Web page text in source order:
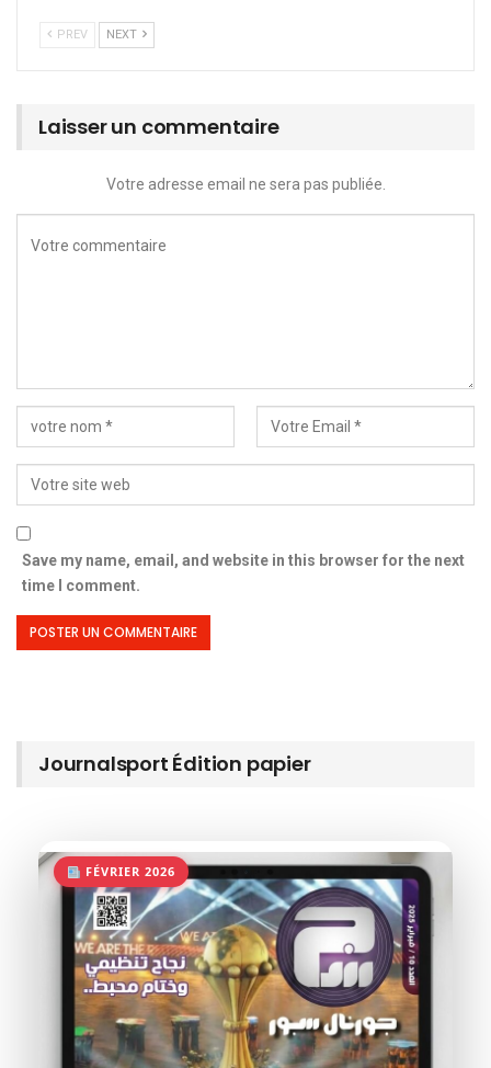
PREV NEXT
Laisser un commentaire
Votre adresse email ne sera pas publiée.
Save my name, email, and website in this browser for the next
time I comment.
Journalsport Édition papier
FÉVRIER 2026